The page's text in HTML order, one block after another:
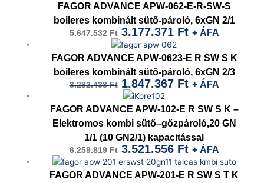
FAGOR ADVANCE APW-062-E-R-SW-S
boileres kombinált sütő-pároló, 6xGN 2/1
5.647.532Ft
price
was:
5.647.532 Ft.
3.177.371 Ft
price
is:
3.177.371 Ft.
+ ÁFA
FAGOR ADVANCE APW-0623-E R SW S K
boileres kombinált sütő-pároló, 6xGN 2/3
3.282.438Ft
Original
price
was:
3.282.438 Ft.
1.847.367 Ft
price
is:
1.847.367 Ft.
+ ÁFA
FAGOR ADVANCE APW-102-E R SW S K –
Elektromos kombi sütő–gőzpároló,20 GN
1/1 (10 GN2/1) kapacitással
6.259.819Ft
Original
price
was:
6.259.819 Ft.
3.521.556 Ft
price
is:
3.521.556 Ft.
+ ÁFA
FAGOR ADVANCE APW-201-E R SW S T K
Original
price
Current
price